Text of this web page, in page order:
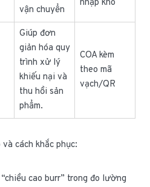
vận chuyển
nhập kho
Giúp đơn
giản hóa quy
trình xử lý
khiếu nại và
thu hồi sản
phẩm.
COA kèm
theo mã
vạch/QR
cách khắc phục:
cao burr” trong đo lường